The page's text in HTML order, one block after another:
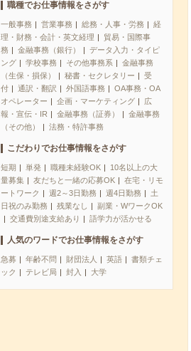
職種でお仕事情報をさがす
一般事務 営業事務 総務・人事・労務
経
理・財務・会計・英文経理
貿易・国際事
務
金融事務（銀行）
データ入力・タイピ
ング
学校事務 その他事務系
金融事務
（生保・損保）
秘書・セクレタリー
受
付
通訳・翻訳 外国語事務
OA事務・OA
オペレーター
企画・マーケティング
広
報・宣伝・IR
金融事務（証券）
金融事務
（その他）
法務・特許事務
こだわりでお仕事情報をさがす
短期 単発 職種未経験OK
10名以上の大
量募集
友だちと一緒の応募OK
在宅・リモ
ートワーク
週2～3日勤務 週4日勤務
土
日祝のみ勤務
残業なし
副業・WワークOK
交通費別途支給あり
語学力が活かせる
人気のワードでお仕事情報をさがす
急募 年齢不問 財団法人 英語
書類チェ
ック
テレビ局 封入 大学